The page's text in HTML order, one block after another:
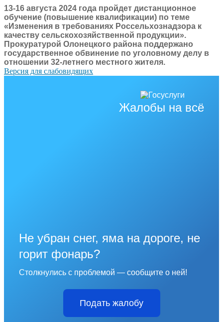
13-16 августа 2024 года пройдет дистанционное
обучение (повышение квалификации) по теме
«Изменения в требованиях Россельхознадзора к
качеству сельскохозяйственной продукции».
Прокуратурой Олонецкого района поддержано
государственное обвинение по уголовному делу в
отношении 32-летнего местного жителя.
Версия для слабовидящих
Жалобы на всё
Не убран снег, яма на дороге, не
горит фонарь?
Столкнулись с проблемой — сообщите о ней!
Подать жалобу